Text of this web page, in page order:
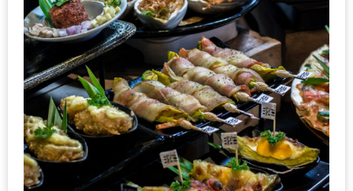
3
อาหาร
ญี่ปุ่น
ระดับ
พรีเมียม
พร้อม
สุ
กี้